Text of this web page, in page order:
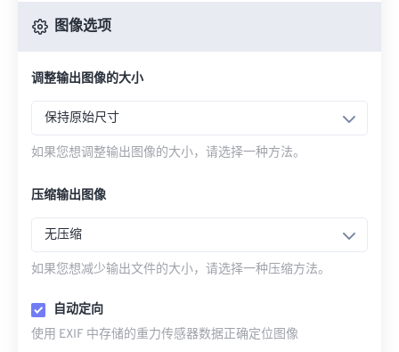
图像选项
调整输出图像的大小
保持原始尺寸
如果您想调整输出图像的大小，请选择一种方法。
压缩输出图像
无压缩
如果您想减少输出文件的大小，请选择一种压缩方法。
自动定向
使用 EXIF 中存储的重力传感器数据正确定位图像